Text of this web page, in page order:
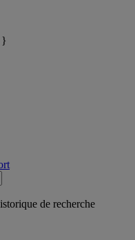
}
de recherche